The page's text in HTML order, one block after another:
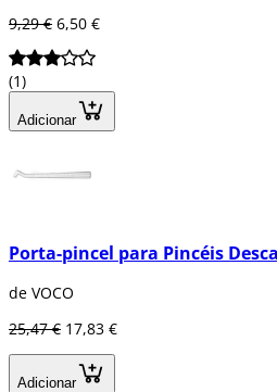
9,29 € 6,50 €
(1)
Adicionar
Porta-pincel para Pincéis
de VOCO
25,47 € 17,83 €
Adicionar